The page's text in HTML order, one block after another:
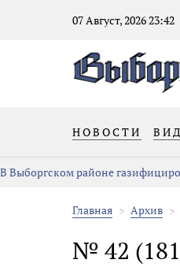
07 Август, 2026 23:42
НОВОСТИ
В Выборгском районе
Главная Архив
№ 42